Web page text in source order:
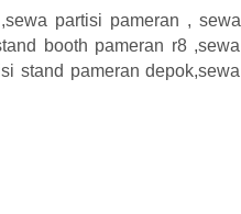
partisi pameran , sewa
booth pameran r8 ,sewa
stand pameran depok,sewa